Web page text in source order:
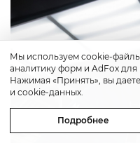
Мы используем cookie-
аналитику форм и AdFox для
Нажимая «Принять», вы
и cookie-данных.
Подробнее